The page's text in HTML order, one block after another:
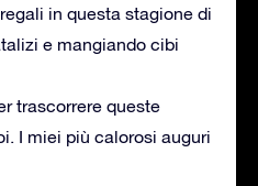
in questa stagione di
e mangiando cibi
trascorrere queste
I miei più calorosi auguri